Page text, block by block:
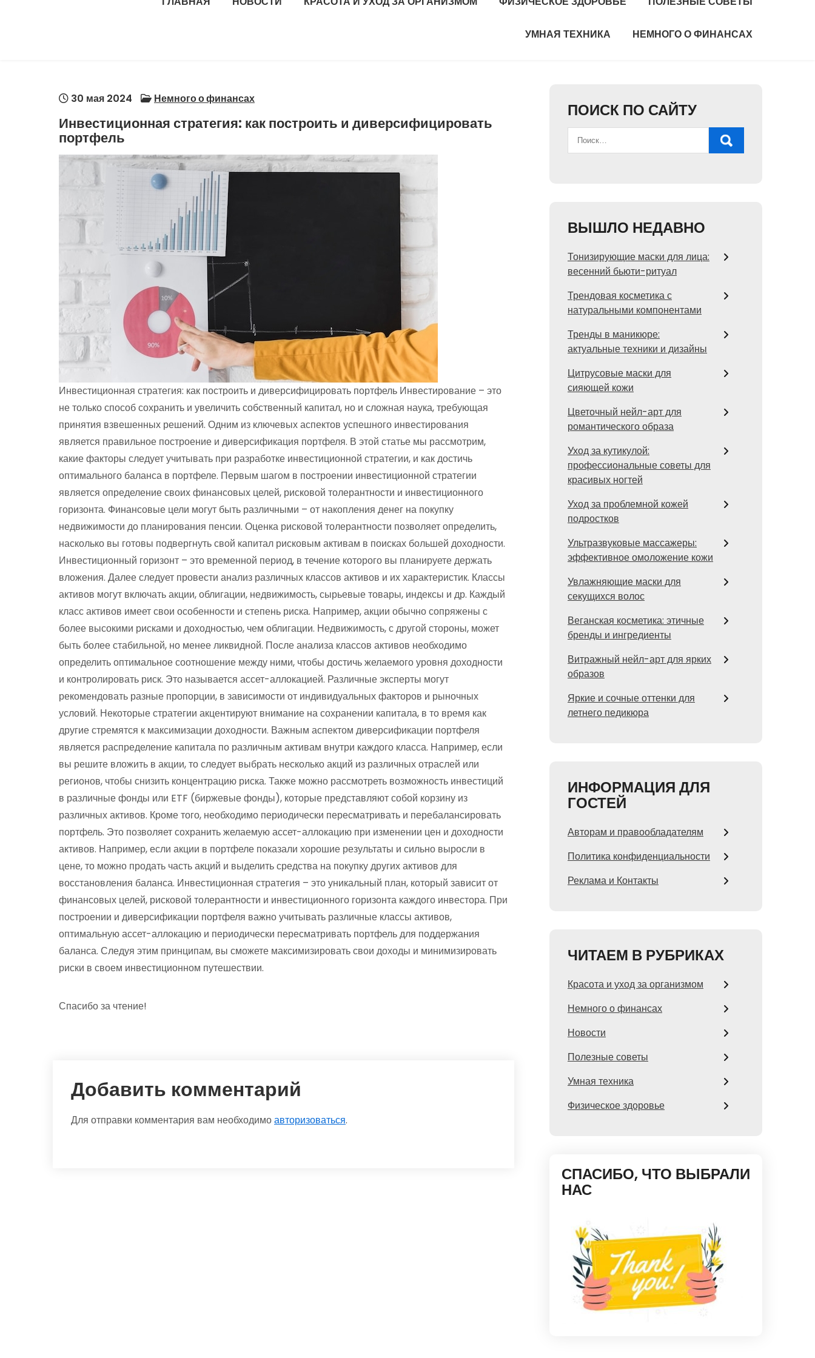
УМНАЯ ТЕХНИКА НЕМНОГО О ФИНАНСАХ
30 мая 2024 Немного о финансах
Инвестиционная стратегия: как построить и диверсифицировать
портфель
Инвестиционная стратегия: как построить и диверсифицировать портфель Инвестирование – это
не только способ сохранить и увеличить собственный капитал, но и сложная наука, требующая
принятия взвешенных решений. Одним из ключевых аспектов успешного инвестирования
является правильное построение и диверсификация портфеля. В этой статье мы рассмотрим,
какие факторы следует учитывать при разработке инвестиционной стратегии, и как достичь
оптимального баланса в портфеле. Первым шагом в построении инвестиционной стратегии
является определение своих финансовых целей, рисковой толерантности и инвестиционного
горизонта. Финансовые цели могут быть различными – от накопления денег на покупку
недвижимости до планирования пенсии. Оценка рисковой толерантности позволяет определить,
насколько вы готовы подвергнуть свой капитал рисковым активам в поисках большей доходности.
Инвестиционный горизонт – это временной период, в течение которого вы планируете держать
вложения. Далее следует провести анализ различных классов активов и их характеристик. Классы
активов могут включать акции, облигации, недвижимость, сырьевые товары, индексы и др. Каждый
класс активов имеет свои особенности и степень риска. Например, акции обычно сопряжены с
более высокими рисками и доходностью, чем облигации. Недвижимость, с другой стороны, может
быть более стабильной, но менее ликвидной. После анализа классов активов необходимо
определить оптимальное соотношение между ними, чтобы достичь желаемого уровня доходности
и контролировать риск. Это называется ассет-аллокацией. Различные эксперты могут
рекомендовать разные пропорции, в зависимости от индивидуальных факторов и рыночных
условий. Некоторые стратегии акцентируют внимание на сохранении капитала, в то время как
другие стремятся к максимизации доходности. Важным аспектом диверсификации портфеля
является распределение капитала по различным активам внутри каждого класса. Например, если
вы решите вложить в акции, то следует выбрать несколько акций из различных отраслей или
регионов, чтобы снизить концентрацию риска. Также можно рассмотреть возможность инвестиций
в различные фонды или ETF (биржевые фонды), которые представляют собой корзину из
различных активов. Кроме того, необходимо периодически пересматривать и перебалансировать
портфель. Это позволяет сохранить желаемую ассет-аллокацию при изменении цен и доходности
активов. Например, если акции в портфеле показали хорошие результаты и сильно выросли в
цене, то можно продать часть акций и выделить средства на покупку других активов для
восстановления баланса. Инвестиционная стратегия – это уникальный план, который зависит от
финансовых целей, рисковой толерантности и инвестиционного горизонта каждого инвестора. При
построении и диверсификации портфеля важно учитывать различные классы активов,
оптимальную ассет-аллокацию и периодически пересматривать портфель для поддержания
баланса. Следуя этим принципам, вы сможете максимизировать свои доходы и минимизировать
риски в своем инвестиционном путешествии.
Спасибо за чтение!
Добавить комментарий
Для отправки комментария вам необходимоавторизоваться.
ПОИСК ПО САЙТУ
ВЫШЛО НЕДАВНО
Тонизирующие маски для лица:
весенний бьюти-ритуал
Трендовая косметика с
натуральными компонентами
Тренды в маникюре:
актуальные техники и дизайны
Цитрусовые маски для
сияющей кожи
Цветочный нейл-арт для
романтического образа
Уход за кутикулой:
профессиональные советы для
красивых ногтей
Уход за проблемной кожей
подростков
Ультразвуковые массажеры:
эффективное омоложение кожи
Увлажняющие маски для
секущихся волос
Веганская косметика: этичные
бренды и ингредиенты
Витражный нейл-арт для ярких
образов
Яркие и сочные оттенки для
летнего педикюра
ИНФОРМАЦИЯ ДЛЯ
ГОСТЕЙ
Авторам и правообладателям
Политика конфиденциальности
Реклама и Контакты
ЧИТАЕМ В РУБРИКАХ
Красота и уход за организмом
Немного о финансах
Новости
Полезные советы
Умная техника
Физическое здоровье
СПАСИБО, ЧТО ВЫБРАЛИ
НАС